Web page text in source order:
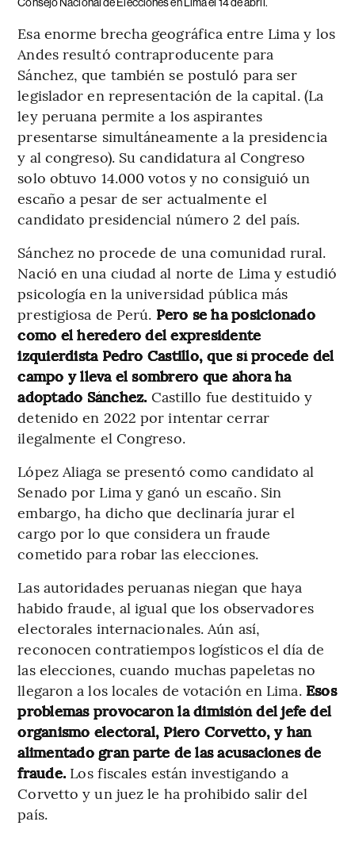
Consejo Nacional de Elecciones en Lima el 14 de abril.
Esa enorme brecha geográfica entre Lima y los
Andes resultó contraproducente para
Sánchez, que también se postuló para ser
legislador en representación de la capital. (La
ley peruana permite a los aspirantes
presentarse simultáneamente a la presidencia
y al congreso). Su candidatura al Congreso
solo obtuvo 14.000 votos y no consiguió un
escaño a pesar de ser actualmente el
candidato presidencial número 2 del país.
Sánchez no procede de una comunidad rural.
Nació en una ciudad al norte de Lima y estudió
psicología en la universidad pública más
prestigiosa de Perú. Pero se ha posicionado
como el heredero del expresidente
izquierdista Pedro Castillo, que sí procede del
campo y lleva el sombrero que ahora ha
adoptado Sánchez. Castillo fue destituido y
detenido en 2022 por intentar cerrar
ilegalmente el Congreso.
López Aliaga se presentó como candidato al
Senado por Lima y ganó un escaño. Sin
embargo, ha dicho que declinaría jurar el
cargo por lo que considera un fraude
cometido para robar las elecciones.
Las autoridades peruanas niegan que haya
habido fraude, al igual que los observadores
electorales internacionales. Aún así,
reconocen contratiempos logísticos el día de
las elecciones, cuando muchas papeletas no
llegaron a los locales de votación en Lima.Esos
problemas provocaron la dimisión del jefe del
organismo electoral, Piero Corvetto, y han
alimentado gran parte de las acusaciones de
fraude. Los fiscales están investigando a
Corvetto y un juez le ha prohibido salir del
país.